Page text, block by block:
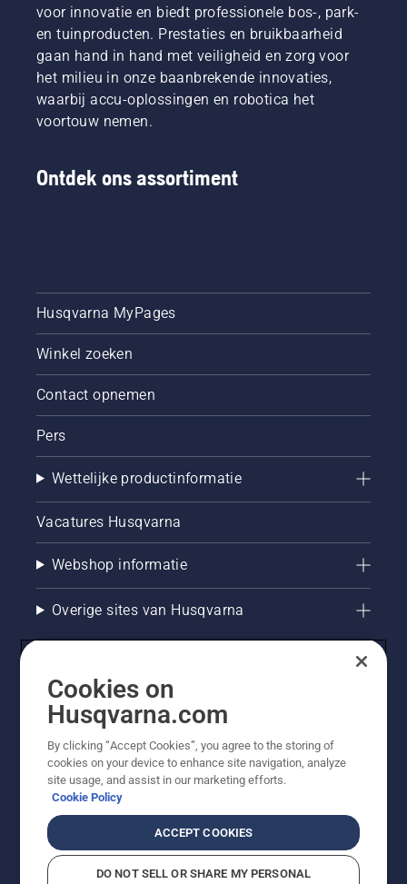
voor innovatie en biedt professionele bos-, park-
en tuinproducten. Prestaties en bruikbaarheid
gaan hand in hand met veiligheid en zorg voor
het milieu in onze baanbrekende innovaties,
waarbij accu-oplossingen en robotica het
voortouw nemen.
Ontdek ons assortiment
Husqvarna MyPages
Winkel zoeken
Contact opnemen
Pers
Wettelijke productinformatie
Vacatures Husqvarna
Webshop informatie
Overige sites van Husqvarna
© Husqvarna AB (publ). Alle rechten voorbehouden. De
getoonde prijzen zijn consumentenadviesprijzen. Alle
vermelde prijzen zijn adviesverkoopprijzen (incl. BTW),
tenzij het product beschikbaar is voor directe aankoop.
CookiebeleidGebruiksvoorwaarden Privacyverklaring
Cookies on
Husqvarna.com
By clicking “Accept Cookies”, you agree to the storing of
cookies on your device to enhance site navigation, analyze
site usage, and assist in our marketing efforts.
Cookie Policy
ACCEPT COOKIES
DO NOT SELL OR SHARE MY PERSONAL